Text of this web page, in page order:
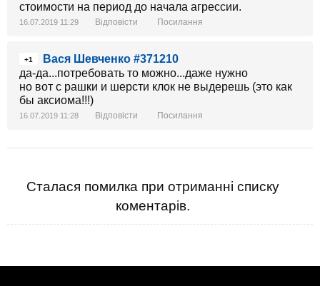
стоимости на период до начала агрессии.
16.07.2019 11:29 Відповісти Посилання
+1
Вася Шевченко #371210
да-да...потребовать то можно...даже нужно
но вот с рашки и шерсти клок не выдерешь (это как
бы аксиома!!!)
16.07.2019 11:28 Відповісти Посилання
Сталася помилка при отриманні списку
коментарів.